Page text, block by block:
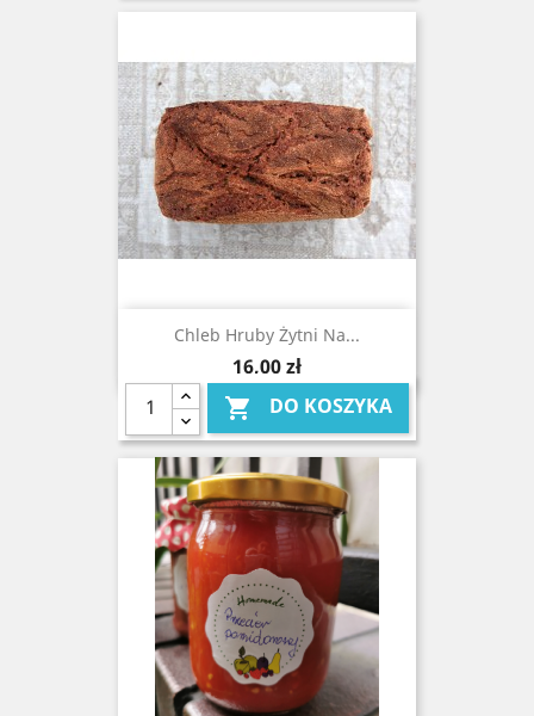
Chleb Hruby Żytni Na...
Cena
16,00 zł
 DO KOSZYKA